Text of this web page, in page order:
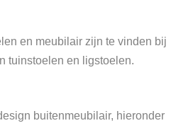
en meubilair zijn te vinden bij
tuinstoelen en ligstoelen.
buitenmeubilair, hieronder